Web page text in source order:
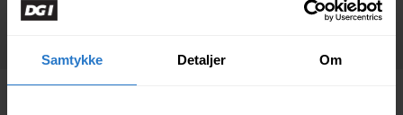
Samtykke Detaljer Om